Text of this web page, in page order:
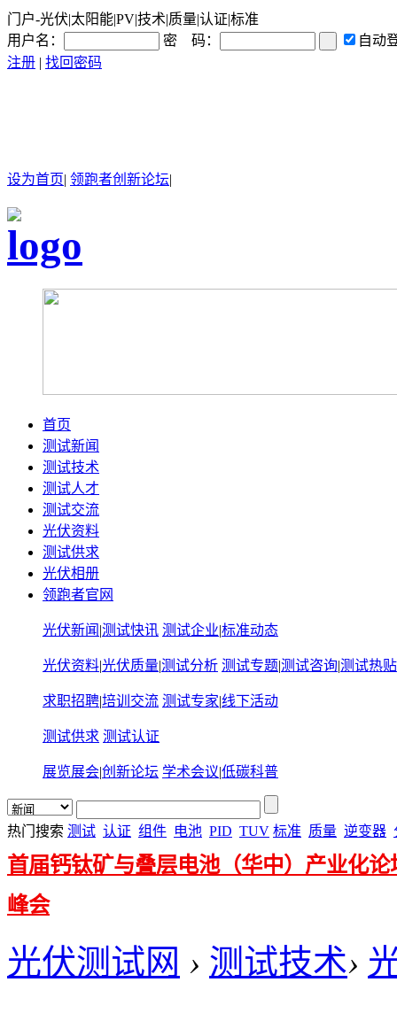
门户-光伏|太阳能|PV|技术|质量|认证|标准
用户名：
密 码：
自动
注册 | 找回密码
设为首页| 领跑者创新论坛|
首页
测试新闻
测试技术
测试人才
测试交流
光伏资料
测试供求
光伏相册
领跑者官网
光伏新闻 |测试快讯 测试企业|标准动态
光伏资料|光伏质量|测试分析 测试专题|测试咨询|测试热贴
求职招聘|培训交流 测试专家|线下活动
测试供求 测试认证
展览展会|创新论坛 学术会议|低碳科普
热门搜索 测试 认证 组件 电池 PID TUV 标准 质量 逆变器
首届钙钛矿与叠层电池（华中）产业化论
峰会
光伏测试网 › 测试技术›